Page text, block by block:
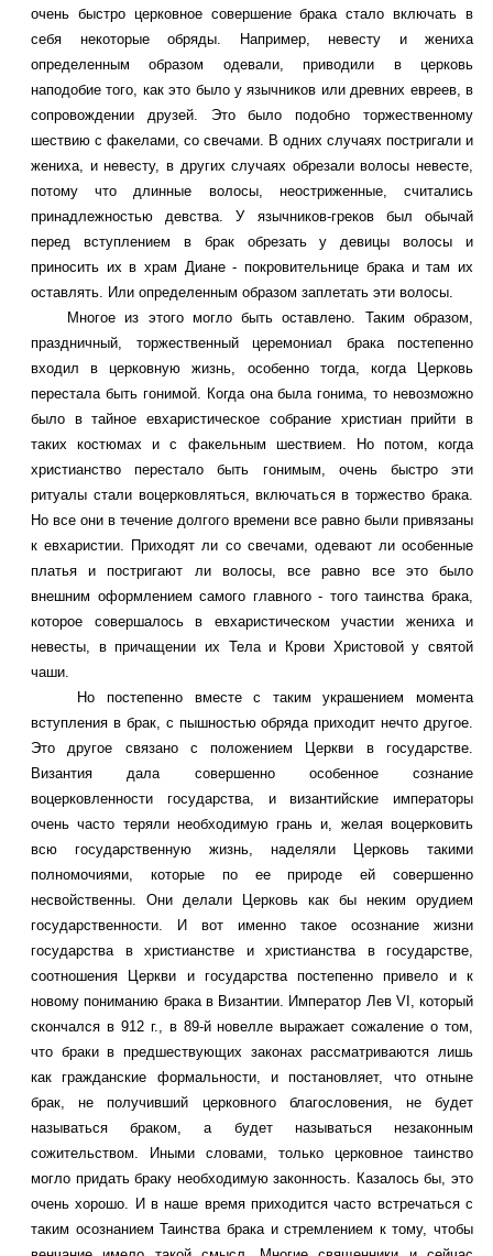
очень быстро церковное совершение брака стало включать в
себя некоторые обряды. Например, невесту и жениха
определенным образом одевали, приводили в церковь
наподобие того, как это было у язычников или древних евреев, в
сопровождении друзей. Это было подобно торжественному
шествию с факелами, со свечами. В одних случаях постригали и
жениха, и невесту, в других случаях обрезали волосы невесте,
потому что длинные волосы, неостриженные, считались
принадлежностью девства. У язычников-греков был обычай
перед вступлением в брак обрезать у девицы волосы и
приносить их в храм Диане - покровительнице брака и там их
оставлять. Или определенным образом заплетать эти волосы.
Многое из этого могло быть оставлено. Таким образом,
праздничный, торжественный церемониал брака постепенно
входил в церковную жизнь, особенно тогда, когда Церковь
перестала быть гонимой. Когда она была гонима, то невозможно
было в тайное евхаристическое собрание христиан прийти в
таких костюмах и с факельным шествием. Но потом, когда
христианство перестало быть гонимым, очень быстро эти
ритуалы стали воцерковляться, включаться в торжество брака.
Но все они в течение долгого времени все равно были привязаны
к евхаристии. Приходят ли со свечами, одевают ли особенные
платья и постригают ли волосы, все равно все это было
внешним оформлением самого главного - того таинства брака,
которое совершалось в евхаристическом участии жениха и
невесты, в причащении их Тела и Крови Христовой у святой
чаши.
Но постепенно вместе с таким украшением момента
вступления в брак, с пышностью обряда приходит нечто другое.
Это другое связано с положением Церкви в государстве.
Византия дала совершенно особенное сознание
воцерковленности государства, и византийские императоры
очень часто теряли необходимую грань и, желая воцерковить
всю государственную жизнь, наделяли Церковь такими
полномочиями, которые по ее природе ей совершенно
несвойственны. Они делали Церковь как бы неким орудием
государственности. И вот именно такое осознание жизни
государства в христианстве и христианства в государстве,
соотношения Церкви и государства постепенно привело и к
новому пониманию брака в Византии. Император Лев VI, который
скончался в 912 г., в 89-й новелле выражает сожаление о том,
что браки в предшествующих законах рассматриваются лишь
как гражданские формальности, и постановляет, что отныне
брак, не получивший церковного благословения, не будет
называться браком, а будет называться незаконным
сожительством. Иными словами, только церковное таинство
могло придать браку необходимую законность. Казалось бы, это
очень хорошо. И в наше время приходится часто встречаться с
таким осознанием Таинства брака и стремлением к тому, чтобы